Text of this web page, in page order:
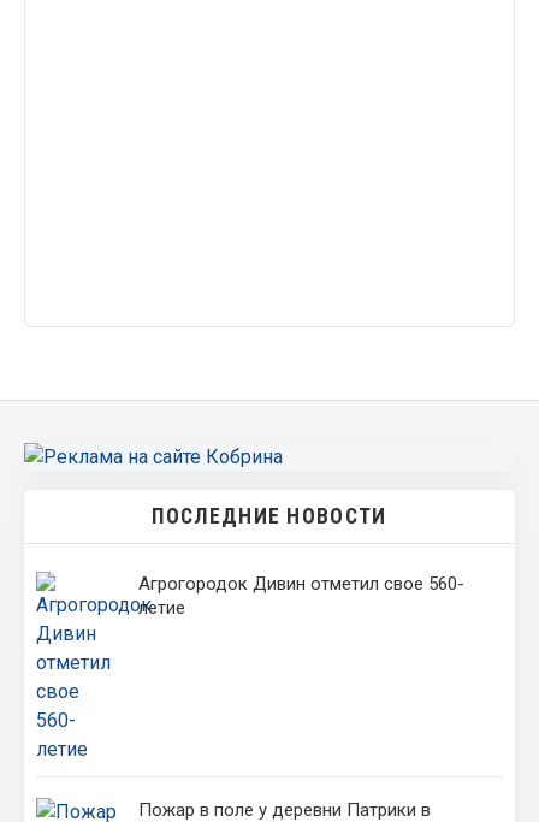
ПОСЛЕДНИЕ НОВОСТИ
Агрогородок Дивин отметил свое 560-
летие
Пожар в поле у деревни Патрики в